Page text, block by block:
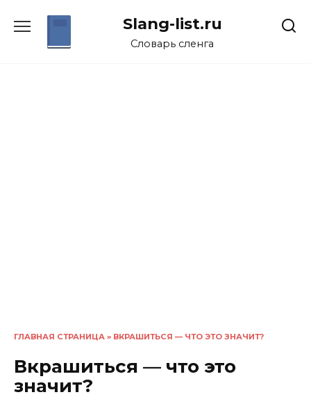
Slang-list.ru
Словарь сленга
ГЛАВНАЯ СТРАНИЦА » ВКРАШИТЬСЯ — ЧТО ЭТО ЗНАЧИТ?
Вкрашиться — что это
значит?